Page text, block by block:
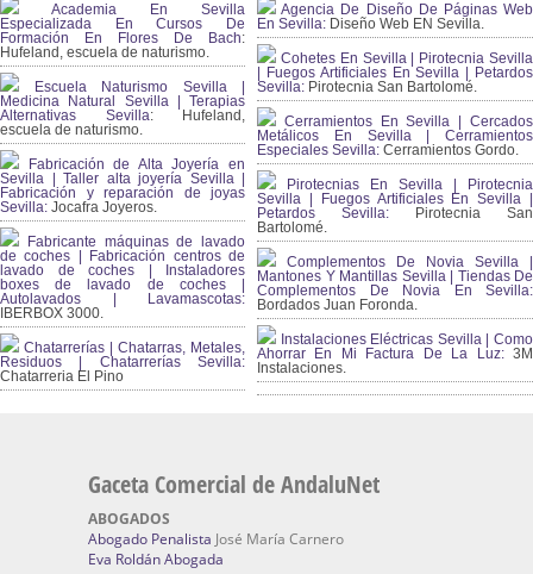
Academia En Sevilla
Especializada En Cursos De
Formación En Flores De Bach:
Hufeland, escuela de naturismo.
Escuela Naturismo Sevilla |
Medicina Natural Sevilla | Terapias
Alternativas Sevilla: Hufeland,
escuela de naturismo.
Fabricación de Alta Joyería en
Sevilla | Taller alta joyería Sevilla |
Fabricación y reparación de joyas
Sevilla: Jocafra Joyeros.
Fabricante máquinas de lavado
de coches | Fabricación centros de
lavado de coches | Instaladores
boxes de lavado de coches |
Autolavados | Lavamascotas:
IBERBOX 3000.
Chatarrerías | Chatarras, Metales,
Residuos | Chatarrerías Sevilla:
Chatarreria El Pino
Agencia De Diseño De Páginas Web
En Sevilla: Diseño Web EN Sevilla.
Cohetes En Sevilla | Pirotecnia Sevilla
| Fuegos Artificiales En Sevilla | Petardos
Sevilla: Pirotecnia San Bartolomé.
Cerramientos En Sevilla | Cercados
Metálicos En Sevilla | Cerramientos
Especiales Sevilla: Cerramientos Gordo.
Pirotecnias En Sevilla | Pirotecnia
Sevilla | Fuegos Artificiales En Sevilla |
Petardos Sevilla: Pirotecnia San
Bartolomé.
Complementos De Novia Sevilla |
Mantones Y Mantillas Sevilla | Tiendas De
Complementos De Novia En Sevilla:
Bordados Juan Foronda.
Instalaciones Eléctricas Sevilla | Como
Ahorrar En Mi Factura De La Luz:3M
Instalaciones.
Gaceta Comercial de AndaluNet
ABOGADOS
Abogado Penalista José María Carnero
Eva Roldán Abogada